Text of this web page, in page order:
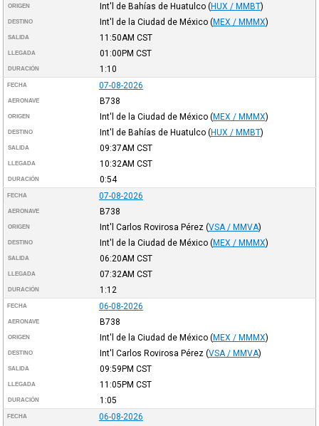
ORIGEN Int'l de Bahías de Huatulco (HUX / MMBT)
DESTINO Int'l de la Ciudad de México (MEX / MMMX)
SALIDA 11:50AM CST
LLEGADA 01:00PM CST
DURACIÓN 1:10
FECHA 07-08-2026
AERONAVE B738
ORIGEN Int'l de la Ciudad de México (MEX / MMMX)
DESTINO Int'l de Bahías de Huatulco (HUX / MMBT)
SALIDA 09:37AM CST
LLEGADA 10:32AM CST
DURACIÓN 0:54
FECHA 07-08-2026
AERONAVE B738
ORIGEN Int'l Carlos Rovirosa Pérez (VSA / MMVA)
DESTINO Int'l de la Ciudad de México (MEX / MMMX)
SALIDA 06:20AM CST
LLEGADA 07:32AM CST
DURACIÓN 1:12
FECHA 06-08-2026
AERONAVE B738
ORIGEN Int'l de la Ciudad de México (MEX / MMMX)
DESTINO Int'l Carlos Rovirosa Pérez (VSA / MMVA)
SALIDA 09:59PM CST
LLEGADA 11:05PM CST
DURACIÓN 1:05
FECHA 06-08-2026